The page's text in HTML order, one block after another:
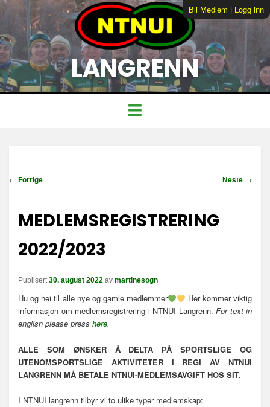
LANGRENN
Bli Medlem | Logg inn
I← Forrige Neste →
MEDLEMSREGISTRERING
2022/2023
Publisert30. august 2022 av martinesogn
Hu og hei til alle nye og gamle medlemmer
Her kommer viktig
informasjon om medlemsregistrering i NTNUI Langrenn. For text in
english please press here.
ALLE SOM ØNSKER Å DELTA PÅ SPORTSLIGE OG
UTENOMSPORTSLIGE AKTIVITETER I REGI AV NTNUI
LANGRENN MÅ BETALE NTNUI-MEDLEMSAVGIFT HOS SIT.
I NTNUI langrenn tilbyr vi to ulike typer medlemskap: